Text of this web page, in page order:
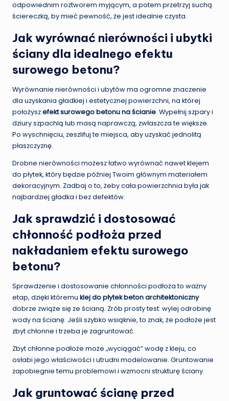
odpowiednim roztworem myjącym, a potem przetrzyj suchą
ściereczką, by mieć pewność, że jest idealnie czysta.
Jak wyrównać nierówności i ubytki
ściany dla idealnego efektu
surowego betonu?
Wyrównanie nierówności i ubytów ma ogromne znaczenie
dla uzyskania gładkiej i estetycznej powierzchni, na której
położyszefekt surowego betonu na ścianie. Wypełnij szpary i
dziury szpachlą lub masą naprawczą, zwłaszcza te większe.
Po wyschnięciu, zeszlifuj te miejsca, aby uzyskać jednolitą
płaszczyznę.
Drobne nierówności możesz łatwo wyrównać nawet klejem
do płytek, który będzie później Twoim głównym materiałem
dekoracyjnym. Zadbaj o to, żeby cała powierzchnia była jak
najbardziej gładka i bez defektów.
Jak sprawdzić i dostosować
chłonność podłoża przed
nakładaniem efektu surowego
betonu?
Sprawdzenie i dostosowanie chłonności podłoża to ważny
etap, dzięki któremu klej do płytek beton architektoniczny
dobrze zwiąże się ze ścianą. Zrób prosty test: wylej odrobinę
wody na ścianę. Jeśli szybko wsiąknie, to znak, że podłoże jest
zbyt chłonne i trzeba je zagruntować.
Zbyt chłonne podłoże może „wyciągać” wodę z kleju, co
osłabi jego właściwości i utrudni modelowanie. Gruntowanie
zapobiegnie temu problemowi i wzmocni strukturę ściany.
Jak gruntować ścianę przed